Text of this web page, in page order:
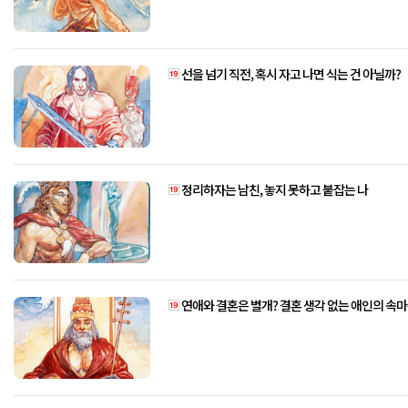
선을 넘기 직전, 혹시 자고 나면 식는 건 아닐까?
정리하자는 남친, 놓지 못하고 붙잡는 나
연애와 결혼은 별개? 결혼 생각 없는 애인의 속